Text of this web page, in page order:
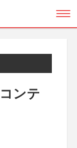
ンテ